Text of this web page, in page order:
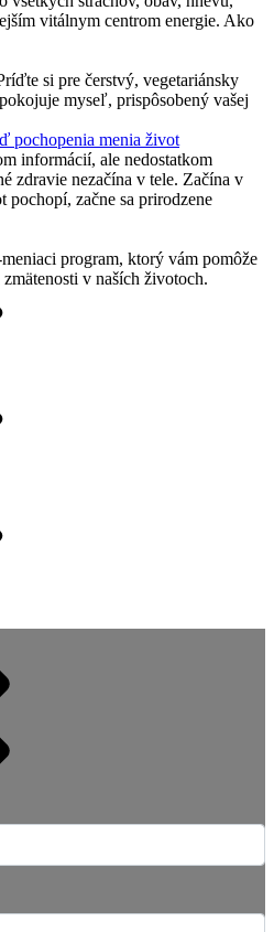
vitálnym centrom energie. Ako
si pre čerstvý, vegetariánsky
myseľ, prispôsobený vašej
pochopenia menia život
informácií, ale nedostatkom
zdravie nezačína v tele. Začína v
začne sa prirodzene
program, ktorý vám pomôže
v naších životoch.